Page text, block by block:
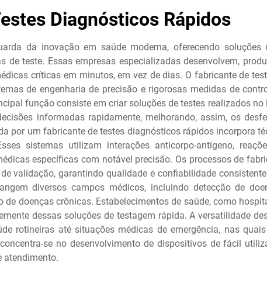
Diagnósticos Rápidos
da inovação em saúde moderna, oferecendo
teste. Essas empresas especializadas desenvolvem,
críticas em minutos, em vez de dias. O fabricante de
de engenharia de precisão e rigorosas medidas de
função consiste em criar soluções de testes realizados
informadas rapidamente, melhorando, assim, os
por um fabricante de testes diagnósticos rápidos incorpora
sistemas utilizam interações anticorpo-antígeno,
específicas com notável precisão. Os processos de
validação, garantindo qualidade e confiabilidade
diversos campos médicos, incluindo detecção de
doenças crônicas. Estabelecimentos de saúde, como
dessas soluções de testagem rápida. A versatilidade
rotineiras até situações médicas de emergência, nas
se no desenvolvimento de dispositivos de fácil
atendimento.